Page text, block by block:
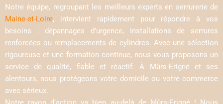
Notre équipe, regroupant les meilleurs experts en serrurerie de
Maine-et-Loire, intervient rapidement pour répondre à vos
besoins : dépannages d’urgence, installations de serrures
renforcées ou remplacements de cylindres. Avec une sélection
rigoureuse et une formation continue, nous vous proposons un
service de qualité, fiable et réactif. À Mûrs-Erigné et ses
alentours, nous protégeons votre domicile ou votre commerce
avec sérieux.